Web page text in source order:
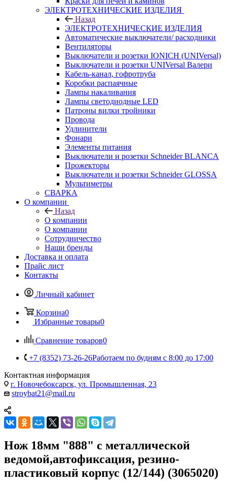
ЭЛЕКТРОТЕХНИЧЕСКИЕ ИЗДЕЛИЯ
Назад
ЭЛЕКТРОТЕХНИЧЕСКИЕ ИЗДЕЛИЯ
Автоматические выключатели/ расходники
Вентиляторы
Выключатели и розетки IONICH (UNIVersal)
Выключатели и розетки UNIVersal Валери
Кабель-канал, гофротруба
Коробки распаячные
Лампы накаливания
Лампы светодиодные LED
Патроны вилки тройники
Провода
Удлинители
Фонари
Элементы питания
Выключатели и розетки Schneider BLANCA
Прожекторы
Выключатели и розетки Schneider GLOSSA
Мультиметры
СВАРКА
О компании
Назад
О компании
О компании
Сотрудничество
Наши бренды
Доставка и оплата
Прайс лист
Контакты
Личный кабинет
Корзина0
Избранные товары0
Сравнение товаров0
+7 (8352) 73-26-26Работаем по будням с 8:00 до 17:00
Контактная информация
г. Новочебоксарск, ул. Промышленная, 23
stroybat21@mail.ru
Нож 18мм "888" с металлической
ведомой,автофиксация, резино-
пластиковый корпус (12/144) (3065020)